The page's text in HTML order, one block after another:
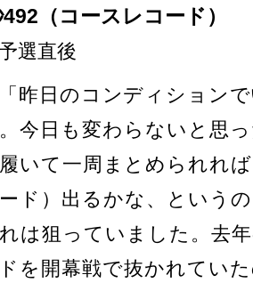
（コースレコード）
選直後
昨日のコンディション
今日も変わらないと思
いて一周まとめられれ
ド）出るかな、という
は狙っていました。去
を開幕戦で抜かれてい